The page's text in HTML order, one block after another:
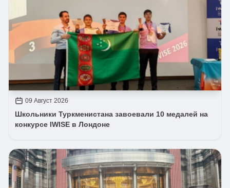
09 Август 2026
Школьники Туркменистана завоевали 10 медалей на
конкурсе IWISE в Лондоне